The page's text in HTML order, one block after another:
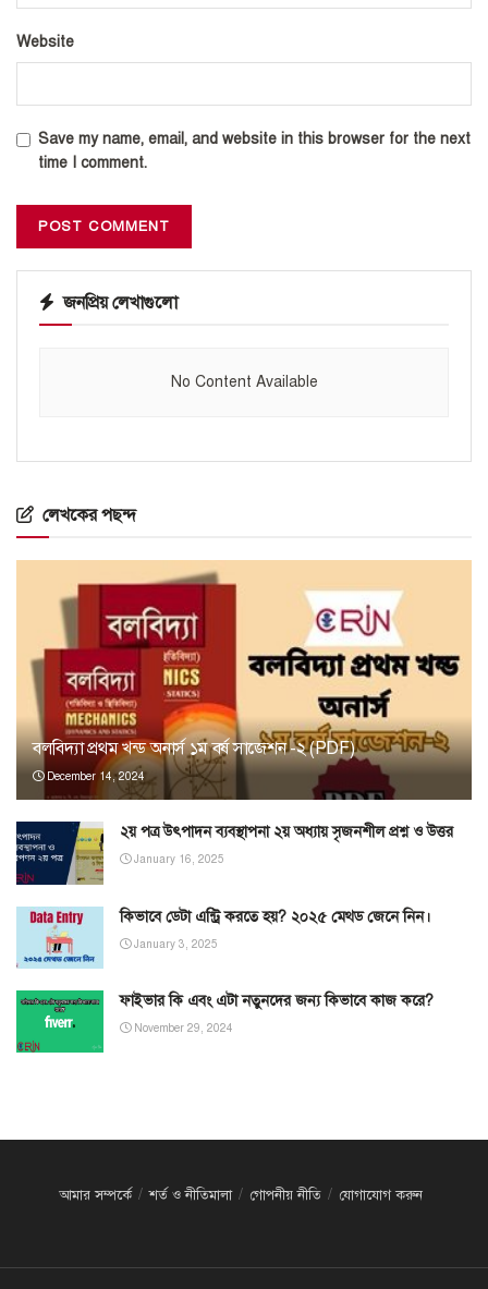
Website
Save my name, email, and website in this browser for the next
time I comment.
জনপ্রিয় লেখাগুলো
No Content Available
লেখকের পছন্দ
বলবিদ্যা প্রথম খন্ড অনার্স ১ম বর্ষ সাজেশন -২ (PDF)
December 14, 2024
২য় পত্র উৎপাদন ব্যবস্থাপনা ২য় অধ্যায় সৃজনশীল প্রশ্ন ও উত্তর
January 16, 2025
কিভাবে ডেটা এন্ট্রি করতে হয়? ২০২৫ মেথড জেনে নিন।
January 3, 2025
ফাইভার কি এবং এটা নতুনদের জন্য কিভাবে কাজ করে?
November 29, 2024
আমার সম্পর্কে শর্ত ও নীতিমালা গোপনীয় নীতি যোগাযোগ করুন